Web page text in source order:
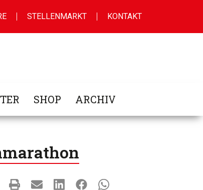
STELLENMARKT KONTAKT
SHOP ARCHIV